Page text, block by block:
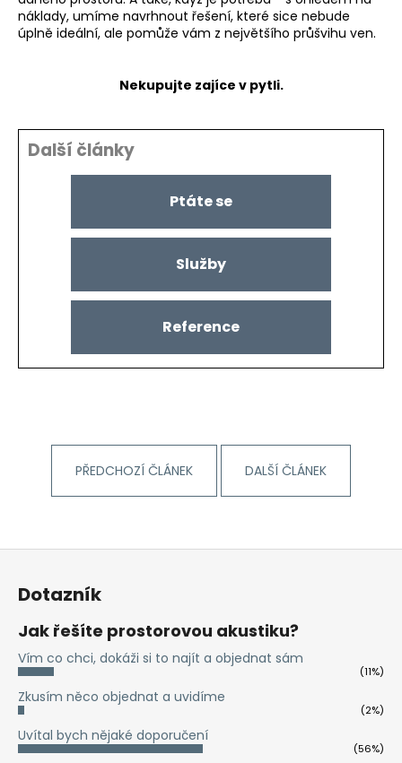
náklady, umíme navrhnout řešení, které sice nebude
úplně ideální, ale pomůže vám z největšího průšvihu ven.
Nekupujte zajíce v pytli.
Další články
Ptáte se
Služby
Reference
PŘEDCHOZÍ ČLÁNEK DALŠÍ ČLÁNEK
Z
Dotazník
Jak řešíte prostorovou akustiku?
Vím co chci, dokáži si to najít a objednat sám
(11%)
Zkusím něco objednat a uvidíme
(2%)
Uvítal bych nějaké doporučení
(56%)